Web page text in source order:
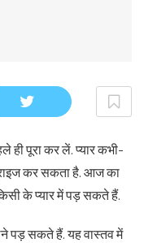
पूरा कर लें. प्यार कभी-
कर सकता है. आज का
के प्यार में पड़ सकते हैं.
पड़ सकते हैं. यह वास्तव में